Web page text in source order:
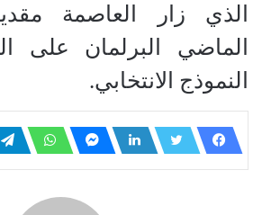
الذي زار العاصمة
الماضي البرلمان على
النموذج الانتخابي.